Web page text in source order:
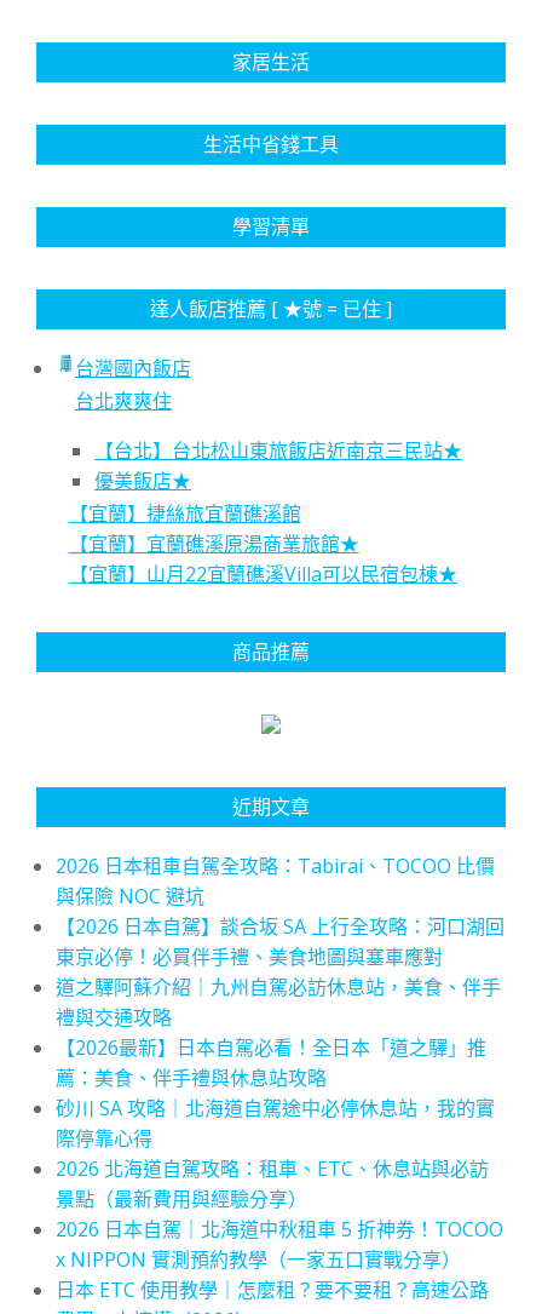
家居生活
生活中省錢工具
學習清單
達人飯店推薦 [ ★號 = 已住 ]
台灣國內飯店
台北爽爽住
【台北】台北松山東旅飯店近南京三民站★
優美飯店★
【宜蘭】捷絲旅宜蘭礁溪館
【宜蘭】宜蘭礁溪原湯商業旅館★
【宜蘭】山月22宜蘭礁溪Villa可以民宿包棟★
商品推薦
近期文章
2026 日本租車自駕全攻略：Tabirai、TOCOO 比價
與保險 NOC 避坑
【2026 日本自駕】談合坂 SA 上行全攻略：河口湖回
東京必停！必買伴手禮、美食地圖與塞車應對
道之驛阿蘇介紹｜九州自駕必訪休息站，美食、伴手
禮與交通攻略
【2026最新】日本自駕必看！全日本「道之驛」推
薦：美食、伴手禮與休息站攻略
砂川 SA 攻略｜北海道自駕途中必停休息站，我的實
際停靠心得
2026 北海道自駕攻略：租車、ETC、休息站與必訪
景點（最新費用與經驗分享）
2026 日本自駕｜北海道中秋租車 5 折神券！TOCOO
x NIPPON 實測預約教學（一家五口實戰分享）
日本 ETC 使用教學｜怎麼租？要不要租？高速公路